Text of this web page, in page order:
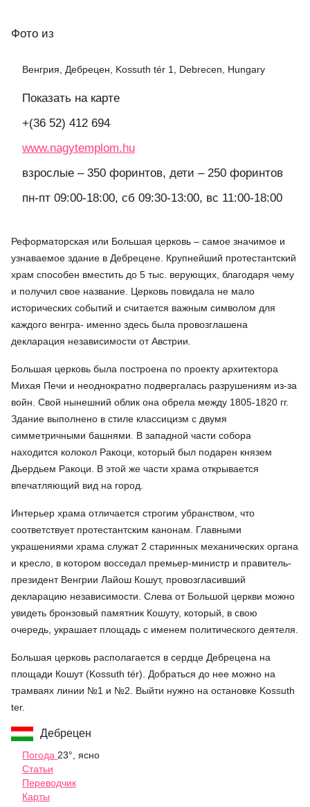
Фото из
Венгрия, Дебрецен, Kossuth tér 1, Debrecen, Hungary
Показать на карте
+(36 52) 412 694
www.nagytemplom.hu
взрослые – 350 форинтов, дети – 250 форинтов
пн-пт 09:00-18:00, сб 09:30-13:00, вс 11:00-18:00
Реформаторская или Большая церковь – самое значимое и
узнаваемое здание в Дебрецене. Крупнейший протестантский
храм способен вместить до 5 тыс. верующих, благодаря чему
и получил свое название. Церковь повидала не мало
исторических событий и считается важным символом для
каждого венгра- именно здесь была провозглашена
декларация независимости от Австрии.
Большая церковь была построена по проекту архитектора
Михая Печи и неоднократно подвергалась разрушениям из-за
войн. Свой нынешний облик она обрела между 1805-1820 гг.
Здание выполнено в стиле классицизм с двумя
симметричными башнями. В западной части собора
находится колокол Ракоци, который был подарен князем
Дьердьем Ракоци. В этой же части храма открывается
впечатляющий вид на город.
Интерьер храма отличается строгим убранством, что
соответствует протестантским канонам. Главными
украшениями храма служат 2 старинных механических органа
и кресло, в котором восседал премьер-министр и правитель-
президент Венгрии Лайош Кошут, провозгласивший
декларацию независимости. Слева от Большой церкви можно
увидеть бронзовый памятник Кошуту, который, в свою
очередь, украшает площадь с именем политического деятеля.
Большая церковь располагается в сердце Дебрецена на
площади Кошут (Kossuth tér). Добраться до нее можно на
трамваях линии №1 и №2. Выйти нужно на остановке Kossuth
ter.
Дебрецен
Погода 23°, ясно
Статьи
Переводчик
Карты